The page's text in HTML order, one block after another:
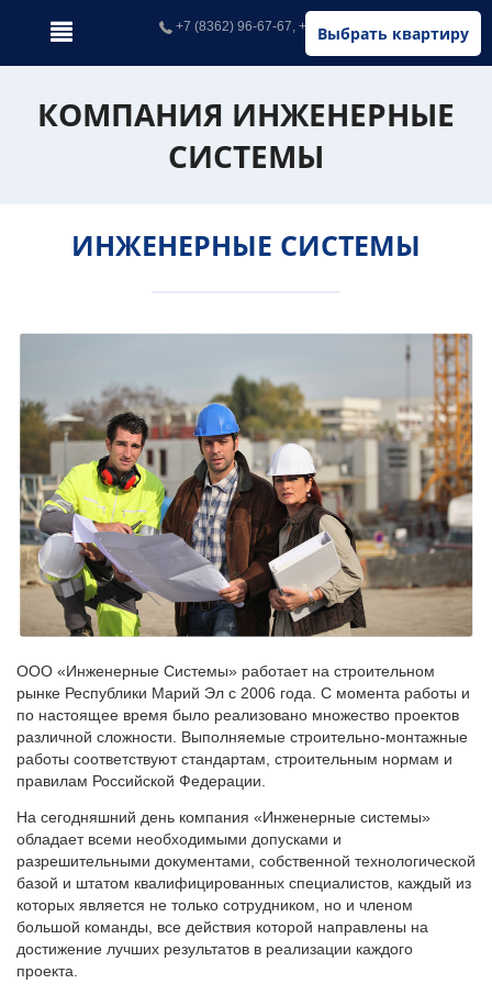
Выбрать квартиру
+7 (8362) 96-67-67, +7 (902) 326-67-67
КОМПАНИЯ ИНЖЕНЕРНЫЕ
СИСТЕМЫ
ИНЖЕНЕРНЫЕ СИСТЕМЫ
ООО «Инженерные Системы» работает на строительном
рынке Республики Марий Эл с 2006 года. С момента работы и
по настоящее время было реализовано множество проектов
различной сложности. Выполняемые строительно-монтажные
работы соответствуют стандартам, строительным нормам и
правилам Российской Федерации.
На сегодняшний день компания «Инженерные системы»
обладает всеми необходимыми допусками и
разрешительными документами, собственной технологической
базой и штатом квалифицированных специалистов, каждый из
которых является не только сотрудником, но и членом
большой команды, все действия которой направлены на
достижение лучших результатов в реализации каждого
проекта.